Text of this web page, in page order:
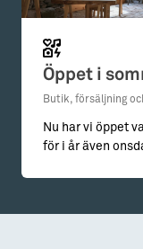
Öppet i
Butik, försäljning
Nu har vi öppet
för i år även